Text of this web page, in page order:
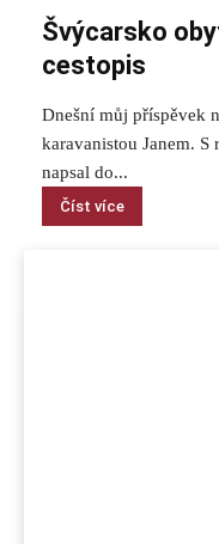
Švýcarsko
cestopis
Dnešní můj příspěvek
karavanistou Janem.
napsal do...
Číst více